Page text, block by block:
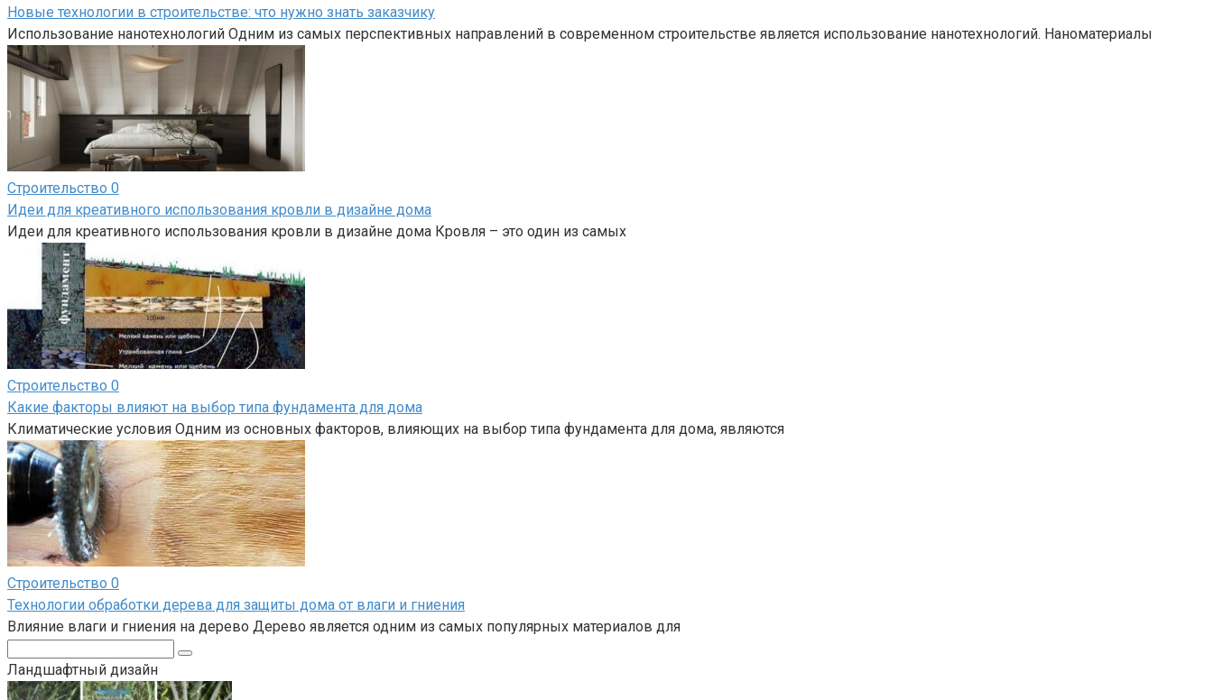
Новые технологии в строительстве: что нужно знать заказчику
Использование нанотехнологий Одним из самых перспективных направлений в современном строительстве является использование нанотехнологий. Наноматериалы
Строительство 0
Идеи для креативного использования кровли в дизайне дома
Идеи для креативного использования кровли в дизайне дома Кровля – это один из самых
Строительство 0
Какие факторы влияют на выбор типа фундамента для дома
Климатические условия Одним из основных факторов, влияющих на выбор типа фундамента для дома, являются
Строительство 0
Технологии обработки дерева для защиты дома от влаги и гниения
Влияние влаги и гниения на дерево Дерево является одним из самых популярных материалов для
Ландшафтный дизайн